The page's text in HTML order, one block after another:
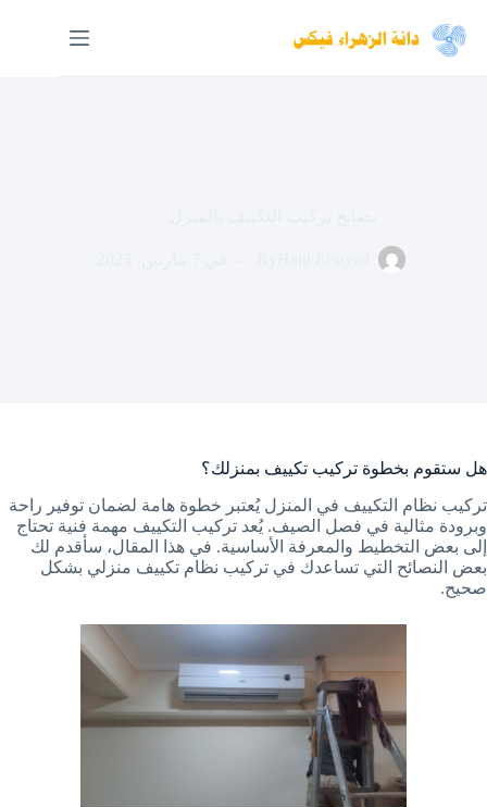
إلى
المحتوى
هل ستقوم بخطوة تركيب تكييف بمنزلك؟
تركيب نظام التكييف في المنزل يُعتبر خطوة هامة لضمان توفير راحة
وبرودة مثالية في فصل الصيف. يُعد تركيب التكييف مهمة فنية تحتاج
إلى بعض التخطيط والمعرفة الأساسية. في هذا المقال، سأقدم لك
بعض النصائح التي تساعدك في تركيب نظام تكييف منزلي بشكل
صحيح.